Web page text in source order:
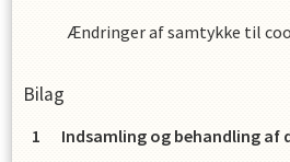
Ændringer af samtykke til
Bilag
Indsamling og behandling af